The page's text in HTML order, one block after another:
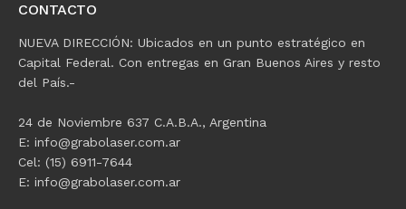
CONTACTO
NUEVA DIRECCIÓN: Ubicados en un punto estratégico en
Capital Federal. Con entregas en Gran Buenos Aires y resto
del País.-
24 de Noviembre 637 C.A.B.A., Argentina
E: info@grabolaser.com.ar
Cel: (15) 6911-7644
E: info@grabolaser.com.ar